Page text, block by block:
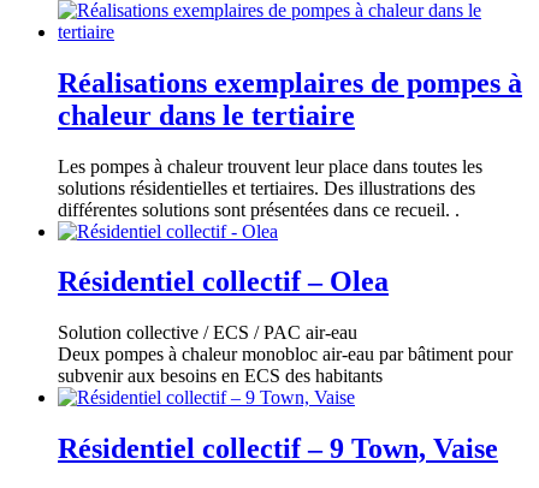
Réalisations exemplaires de pompes à
chaleur dans le tertiaire
Les pompes à chaleur trouvent leur place dans toutes les
solutions résidentielles et tertiaires. Des illustrations des
différentes solutions sont présentées dans ce recueil. .
Résidentiel collectif – Olea
Solution collective / ECS / PAC air-eau
Deux pompes à chaleur monobloc air-eau par bâtiment pour
subvenir aux besoins en ECS des habitants
Résidentiel collectif – 9 Town, Vaise